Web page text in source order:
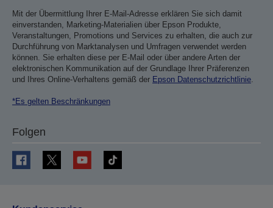
Mit der Übermittlung Ihrer E-Mail-Adresse erklären Sie sich damit
einverstanden, Marketing-Materialien über Epson Produkte,
Veranstaltungen, Promotions und Services zu erhalten, die auch zur
Durchführung von Marktanalysen und Umfragen verwendet werden
können. Sie erhalten diese per E-Mail oder über andere Arten der
elektronischen Kommunikation auf der Grundlage Ihrer Präferenzen
und Ihres Online-Verhaltens gemäß der Epson Datenschutzrichtlinie.
*Es gelten Beschränkungen
Folgen